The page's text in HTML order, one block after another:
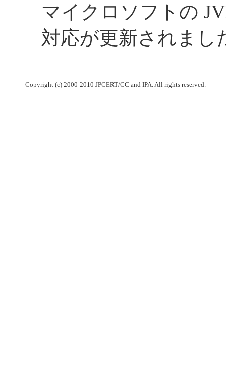
マイクロソフトの
対応が更新されまし
Copyright (c) 2000-2010 JPCERT/CC and IPA. All rights reserved.